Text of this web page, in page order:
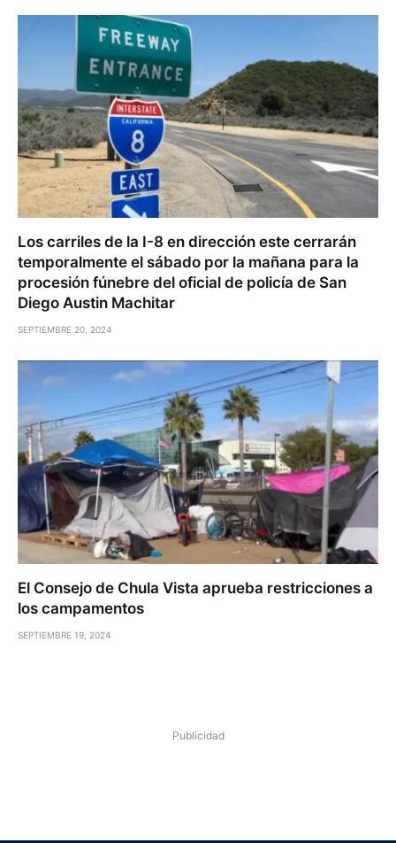
Los carriles de la I-8 en dirección este cerrarán
temporalmente el sábado por la mañana para la
procesión fúnebre del oficial de policía de San
Diego Austin Machitar
SEPTIEMBRE 20, 2024
El Consejo de Chula Vista aprueba restricciones a
los campamentos
SEPTIEMBRE 19, 2024
Publicidad